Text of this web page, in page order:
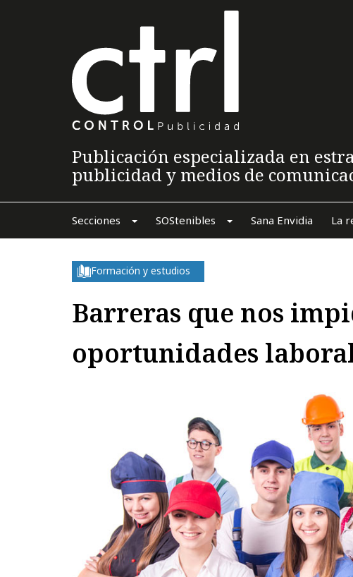
Publicación especializada en
publicidad y medios de
Secciones SOStenibles Sana Envidia La
Formación y estudios
Barreras que nos
oportunidades